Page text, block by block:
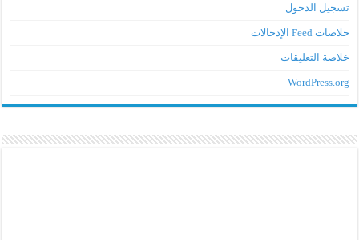
تسجيل الدخول
خلاصات Feed الإدخالات
خلاصة التعليقات
WordPress.org